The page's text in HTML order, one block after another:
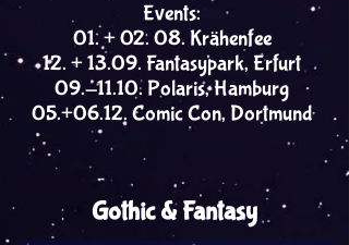
Events:
01. + 02. 08. Krähenfee
12. + 13.09. Fantasypark, Erfurt
09.-11.10. Polaris, Hamburg
05.+06.12. Comic Con, Dortmund
Gothic & Fantasy